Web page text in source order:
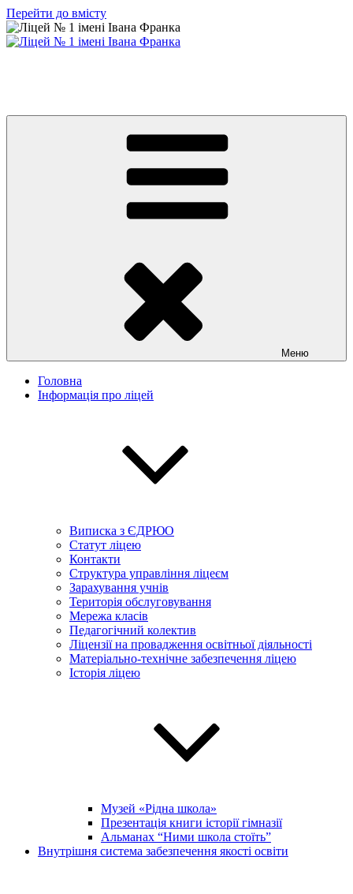
Перейти до вмісту
Меню
Головна
Інформація про ліцей
Виписка з ЄДРЮО
Статут ліцею
Контакти
Структура управління ліцеєм
Зарахування учнів
Територія обслуговування
Мережа класів
Педагогічний колектив
Ліцензії на провадження освітньої діяльності
Матеріально-технічне забезпечення ліцею
Історія ліцею
Музей «Рідна школа»
Презентація книги історії гімназії
Альманах “Ними школа стоїть”
Внутрішня система забезпечення якості освіти